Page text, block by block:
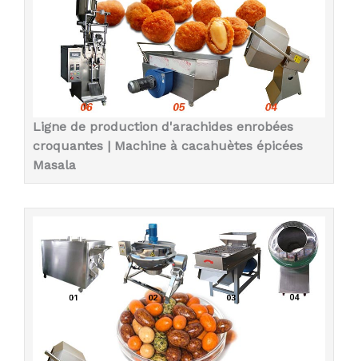
Ligne de production d'arachides enrobées
croquantes | Machine à cacahuètes épicées
Masala